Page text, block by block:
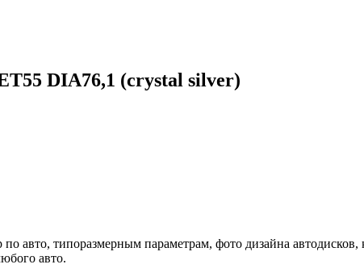
DIA76,1 (crystal silver)
авто, типоразмерным параметрам, фото дизайна автодисков,
авто.